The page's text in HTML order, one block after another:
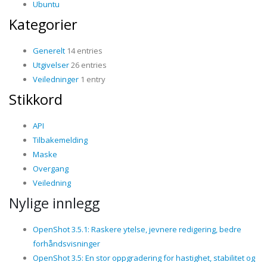
Ubuntu
Kategorier
Generelt 14 entries
Utgivelser26 entries
Veiledninger 1 entry
Stikkord
API
Tilbakemelding
Maske
Overgang
Veiledning
Nylige innlegg
OpenShot 3.5.1: Raskere ytelse, jevnere redigering, bedre
forhåndsvisninger
OpenShot 3.5: En stor oppgradering for hastighet, stabilitet og